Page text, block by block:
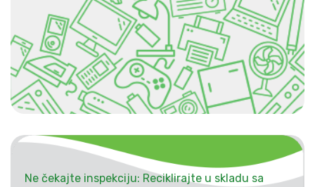
Ne čekajte inspekciju: Reciklirajte u skladu sa